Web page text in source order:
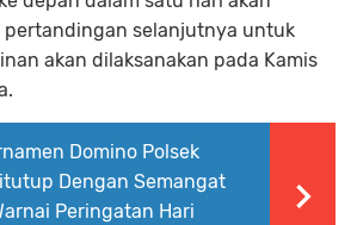
pertandingan selanjutnya untuk
akan dilaksanakan pada Kamis
Domino Polsek
Dengan Semangat
Peringatan Hari